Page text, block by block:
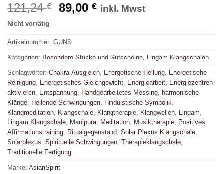
121,24€
Ursprünglicher
war:
121,24 €
89,00€Aktueller
ist:
inkl. Mwst
Nicht vorrätig
Artikelnummer: GUN3
Kategorien: Besondere Stücke und Gutscheine, Lingam Klangschalen
Schlagwörter: Chakra-Ausgleich, Energetische Heilung, Energetische
Reinigung, Energetisches Gleichgewicht, Energiearbeit, Energiezentren
aktivieren, Entspannung, Handgearbeitetes Messing, harmonische
Klänge, Heilende Schwingungen, Hinduistische Symbolik,
Klangmeditation, Klangschale, Klangtherapie, Klangwellen, Lingam,
Lingam Klangschale, Manipura, Meditation, Musiktherapie, Positives
Affirmationstraining, Ritualgegenstand, Solar Plexus Klangschale,
Solarplexus, Spirituelle Schwingungen, Therapieklangschale,
Traditionelle Fertigung
Marke: AsianSpirit